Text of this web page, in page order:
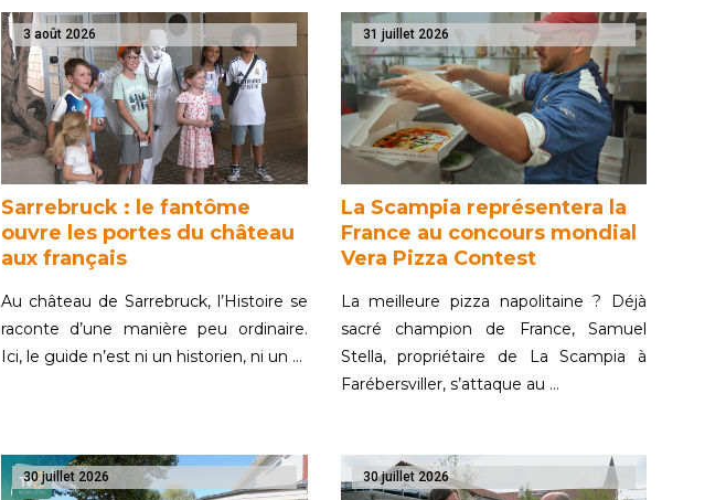
3 août 2026
Sarrebruck : le fantôme
ouvre les portes du château
aux français
Au château de Sarrebruck, l’Histoire se
raconte d’une manière peu ordinaire.
Ici, le guide n’est ni un historien, ni un …
31 juillet 2026
La Scampia représentera la
France au concours mondial
Vera Pizza Contest
La meilleure pizza napolitaine ? Déjà
sacré champion de France, Samuel
Stella, propriétaire de La Scampia à
Farébersviller, s’attaque au …
30 juillet 2026 30 juillet 2026